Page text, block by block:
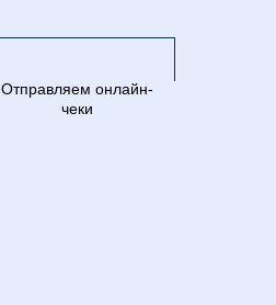
Отправляем онлайн-
чеки